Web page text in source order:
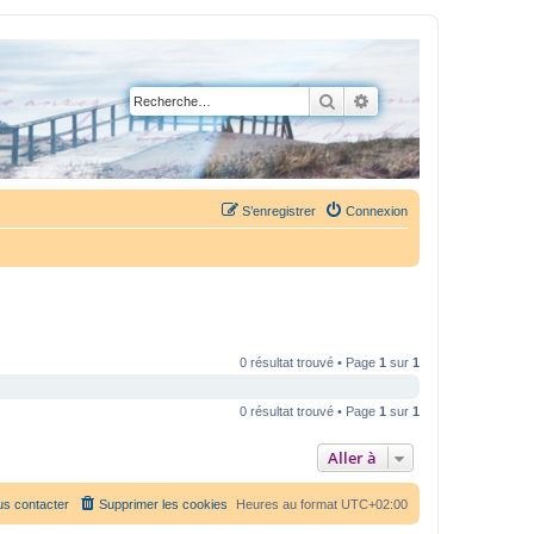
Rechercher
Recherche avancée
Connexion
S’enregistrer
0 résultat trouvé • Page 1 sur 1
0 résultat trouvé • Page 1 sur 1
Aller à
Heures au format UTC+02:00
Supprimer les cookies
contacter